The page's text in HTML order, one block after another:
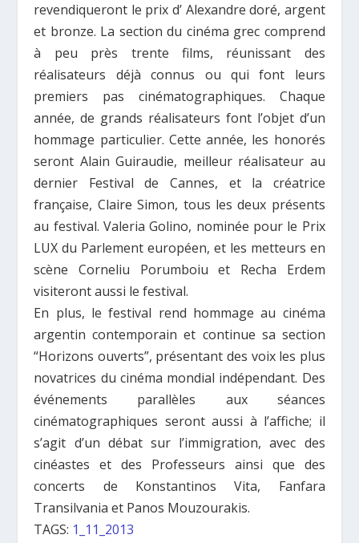
revendiqueront le prix d’ Alexandre doré, argent
et bronze. La section du cinéma grec comprend
à peu près trente films, réunissant des
réalisateurs déjà connus ou qui font leurs
premiers pas cinématographiques. Chaque
année, de grands réalisateurs font l’objet d’un
hommage particulier. Cette année, les honorés
seront Alain Guiraudie, meilleur réalisateur au
dernier Festival de Cannes, et la créatrice
française, Claire Simon, tous les deux présents
au festival. Valeria Golino, nominée pour le Prix
LUX du Parlement européen, et les metteurs en
scène Corneliu Porumboiu et Recha Erdem
visiteront aussi le festival.
En plus, le festival rend hommage au cinéma
argentin contemporain et continue sa section
“Horizons ouverts”, présentant des voix les plus
novatrices du cinéma mondial indépendant. Des
événements parallèles aux séances
cinématographiques seront aussi à l’affiche; il
s’agit d’un débat sur l’immigration, avec des
cinéastes et des Professeurs ainsi que des
concerts de Konstantinos Vita, Fanfara
Transilvania et Panos Mouzourakis.
TAGS: 1_11_2013